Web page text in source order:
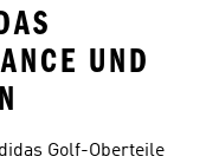
UND
Golf-Oberteile